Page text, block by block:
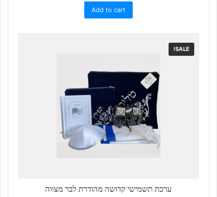
Add to cart
SALE!
ערכת תשמישי קדושה מהודרת לבר מצווה